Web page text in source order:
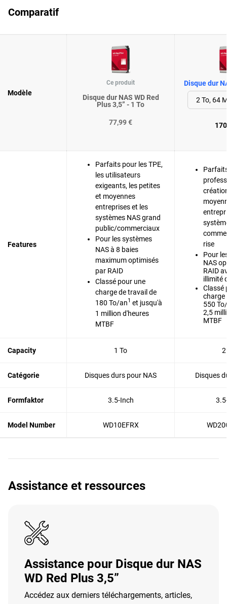
Comparatif
Modèle
Ce produit
Disque dur NAS WD Red
Plus 3,5” - 1 To
77,99 €
Disque dur
Features
Parfaits pour les TPE,
les utilisateurs
exigeants, les petites
et moyennes
entreprises et les
systèmes NAS grand
public/commerciaux
Pour les systèmes
NAS à 8 baies
maximum optimisés
par RAID
Classé pour une
charge de travail de
180 To/an1 et jusqu'à
1 million d'heures
MTBF
rise
Pour
NAS
RAID
illimité
Classé
charge
550
2,5
MTBF
Capacity 1 To 2
Catégorie Disques durs pour NAS Disques
Formfaktor 3.5-Inch
Model Number WD10EFRX
Assistance et ressources
Assistance pour Disque dur NAS
WD Red Plus 3,5”
Accédez aux derniers téléchargements, articles,